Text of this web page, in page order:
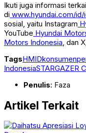
Ikuti juga informasi
di www.hyundai.com/id/
sosial, yaitu Instagram
YouTube Hyundai
Motors Indonesia, dan X
TagsHMIDkonsumen
IndonesiaSTARGAZER
Penulis: Faza
Artikel Terkait